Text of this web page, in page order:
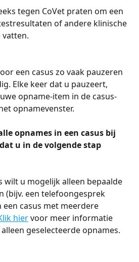
tegen CoVet praten om een
of andere klinische
een casus zo vaak pauzeren
Elke keer dat u pauzeert,
opname-item in de casus-
opnamevenster.
opnames in een casus bij
u in de volgende stap
wilt u mogelijk alleen bepaalde
(bijv. een telefoongesprek
casus met meerdere
hier voor meer informatie
geselecteerde opnames.